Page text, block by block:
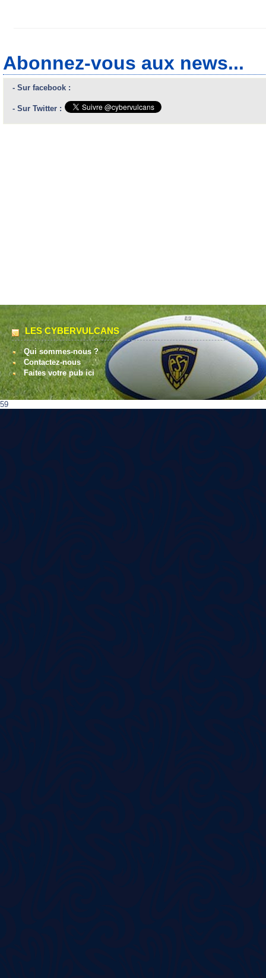
Abonnez-vous aux news...
- Sur facebook :
- Sur Twitter :
LES CYBERVULCANS
Qui sommes-nous ?
Contactez-nous
Faites votre pub ici
59